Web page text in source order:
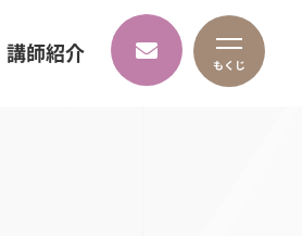
講師紹介